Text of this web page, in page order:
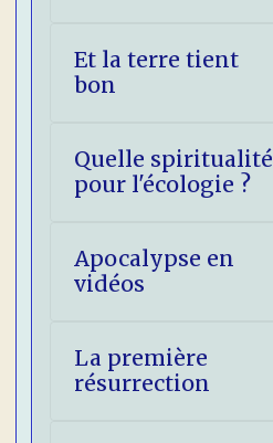
Et la terre tient
bon
Quelle spiritualité
pour l'écologie ?
Apocalypse en
vidéos
La première
résurrection